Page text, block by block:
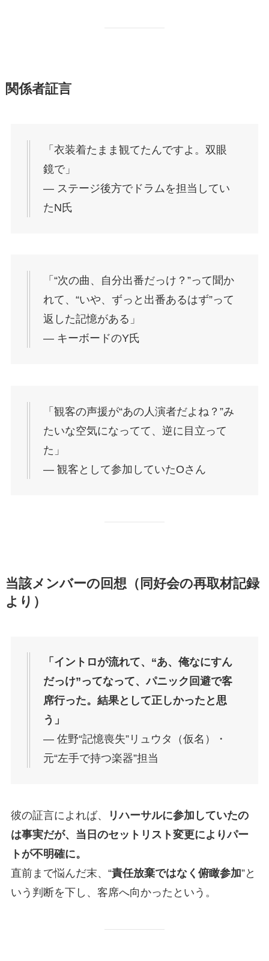
関係者証言
「衣装着たまま観てたんですよ。双眼
鏡で」
― ステージ後方でドラムを担当してい
たN氏
「“次の曲、自分出番だっけ？”って聞か
れて、“いや、ずっと出番あるはず”って
返した記憶がある」
― キーボードのY氏
「観客の声援が“あの人演者だよね？”み
たいな空気になってて、逆に目立って
た」
― 観客として参加していたOさん
当該メンバーの回想（同好会の再取材記録
より）
「イントロが流れて、“あ、俺なにすん
だっけ”ってなって、パニック回避で客
席行った。結果として正しかったと思
う」
― 佐野“記憶喪失”リュウタ（仮名）・
元“左手で持つ楽器”担当
彼の証言によれば、
リハーサルに参加していたの
は事実だが、当日のセットリスト変更によりパー
トが不明確に。
直前まで悩んだ末、“責任放棄ではなく俯瞰参加”と
いう判断を下し、客席へ向かったという。